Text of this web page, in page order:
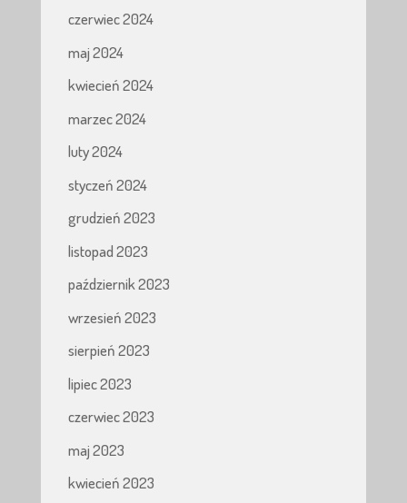
czerwiec 2024
maj 2024
kwiecień 2024
marzec 2024
luty 2024
styczeń 2024
grudzień 2023
listopad 2023
październik 2023
wrzesień 2023
sierpień 2023
lipiec 2023
czerwiec 2023
maj 2023
kwiecień 2023